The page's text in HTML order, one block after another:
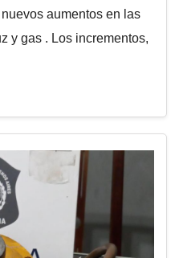
aumentos en las
y gas . Los incrementos,